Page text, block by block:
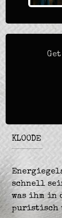
KLOODE
schnell
was ihm in
puristisch